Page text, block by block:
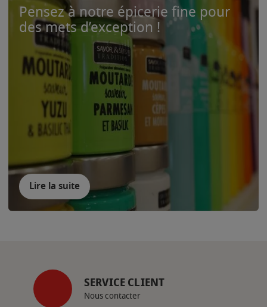
Pensez à notre épicerie fine pour
des mets d’exception !
Lire la suite
SERVICE CLIENT
Nous contacter